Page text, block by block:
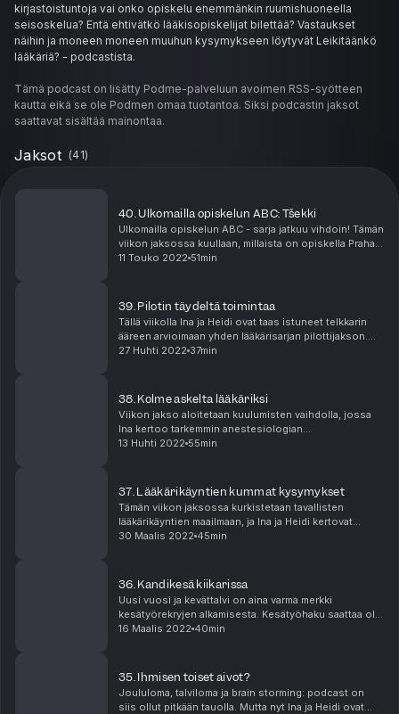
kirjastoistuntoja vai onko opiskelu enemmänkin ruumishuoneella
seisoskelua? Entä ehtivätkö lääkisopiskelijat bilettää? Vastaukset
näihin ja moneen moneen muuhun kysymykseen löytyvät Leikitäänkö
lääkäriä? - podcastista.
Podcastissa lääketieteen opiskelijat Ina ja Heidi jakavat viikoittain
opiskelija-arkeen liittyviä iloja, suruja ja kommelluksia ilman filtteriä.
Hosted on Acast. See
Tämä podcast on lisätty Podme-palveluun avoimen RSS-syötteen
kautta eikä se ole Podmen omaa tuotantoa. Siksi podcastin jaksot
saattavat sisältää mainontaa.
Jaksot (41)
40. Ulkomailla opiskelun ABC: Tšekki
Ulkomailla opiskelun ABC - sarja jatkuu vihdoin! Tämän
viikon jaksossa kuullaan, millaista on opiskella Prahan
englanninkielisessä lääkiksessä, kun etästudioon
11 Touko 2022 51min
39. Pilotin täydeltä toimintaa
Tällä viikolla Ina ja Heidi ovat taas istuneet telkkarin
ääreen arvioimaan yhden lääkärisarjan pilottijakson.
Molempien mimmien kestosuosikki on Greyn
27 Huhti 2022 37min
38. Kolme askelta lääkäriksi
Viikon jakso aloitetaan kuulumisten vaihdolla, jossa
Ina kertoo tarkemmin anestesiologian
harjoitusviikostaan ja Heidi työkuulumisistaan. Jakson
13 Huhti 2022 55min
37. Lääkärikäyntien kummat kysymykset
Tämän viikon jaksossa kurkistetaan tavallisten
lääkärikäyntien maailmaan, ja Ina ja Heidi kertovat
lääkiksen käytännön koulutuksesta. Jokainen meistä
30 Maalis 2022 45min
36. Kandikesä kiikarissa
Uusi vuosi ja kevättalvi on aina varma merkki
kesätyörekryjen alkamisesta. Kesätyöhaku saattaa olla
stressaavaa, työpaikkoja on hankala löytää ja jopa
16 Maalis 2022 40min
35. Ihmisen toiset aivot?
Joululoma, talviloma ja brain storming: podcast on
siis ollut pitkään tauolla. Mutta nyt Ina ja Heidi ovat